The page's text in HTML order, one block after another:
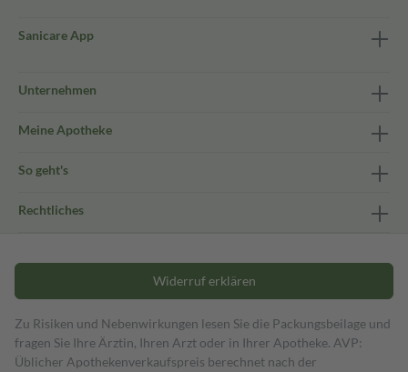
Sanicare App
Unternehmen
Meine Apotheke
So geht's
Rechtliches
Widerruf erklären
Zu Risiken und Nebenwirkungen lesen Sie die Packungsbeilage und
fragen Sie Ihre Ärztin, Ihren Arzt oder in Ihrer Apotheke. AVP:
Üblicher Apothekenverkaufspreis berechnet nach der